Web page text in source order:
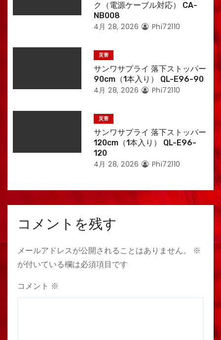
ク（電源ケーブル対応） CA-
NB008
4月 28, 2026 Phi72110
災害
サンワサプライ 落下ストッパー
90cm（1本入り） QL-E96-90
4月 28, 2026 Phi72110
災害
サンワサプライ 落下ストッパー
120cm（1本入り） QL-E96-
120
4月 28, 2026 Phi72110
コメントを残す
メールアドレスが公開されることはありません。
※
が付いている欄は必須項目です
コメント ※